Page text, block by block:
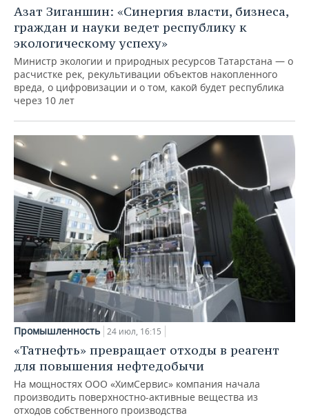
Азат Зиганшин: «Синергия власти, бизнеса,
граждан и науки ведет республику к
экологическому успеху»
Министр экологии и природных ресурсов Татарстана — о
расчистке рек, рекультивации объектов накопленного
вреда, о цифровизации и о том, какой будет республика
через 10 лет
Промышленность 24 июл, 16:15
«Татнефть» превращает отходы в реагент
для повышения нефтедобычи
На мощностях ООО «ХимСервис» компания начала
производить поверхностно-активные вещества из
отходов собственного производства